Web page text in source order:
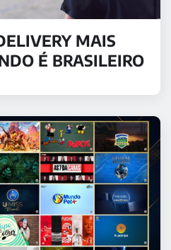
MAIS
É BRASILEIRO